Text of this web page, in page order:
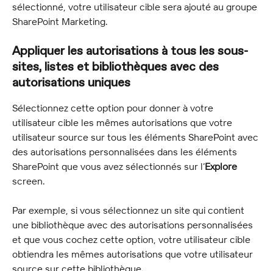
sélectionné, votre utilisateur cible sera ajouté au groupe
SharePoint Marketing.
Appliquer les autorisations à tous les sous-
sites, listes et bibliothèques avec des
autorisations uniques
Sélectionnez cette option pour donner à votre
utilisateur cible les mêmes autorisations que votre
utilisateur source sur tous les éléments SharePoint avec
des autorisations personnalisées dans les éléments
SharePoint que vous avez sélectionnés sur l’Explore
screen.
Par exemple, si vous sélectionnez un site qui contient
une bibliothèque avec des autorisations personnalisées
et que vous cochez cette option, votre utilisateur cible
obtiendra les mêmes autorisations que votre utilisateur